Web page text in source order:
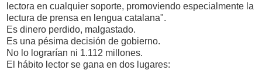
lectora en cualquier soporte, promoviendo especialmente la
lectura de prensa en lengua catalana".
Es dinero perdido, malgastado.
Es una pésima decisión de gobierno.
No lo lograrían ni 1.112 millones.
El hábito lector se gana en dos lugares: